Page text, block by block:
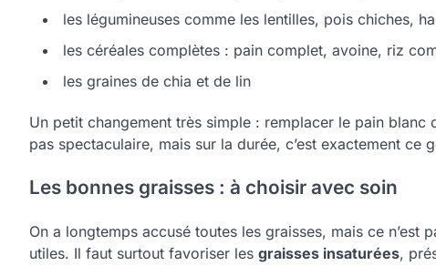
les légumineuses comme les lentilles, pois chiches,
les céréales complètes : pain complet, avoine, riz
les graines de chia et de lin
Un petit changement très simple : remplacer le pain blanc
pas spectaculaire, mais sur la durée, c’est exactement ce
Les bonnes graisses : à choisir avec soin
On a longtemps accusé toutes les graisses, mais ce
utiles. Il faut surtout favoriser les graisses insaturées,